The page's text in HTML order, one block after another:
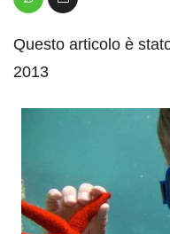
Questo articolo è
2013